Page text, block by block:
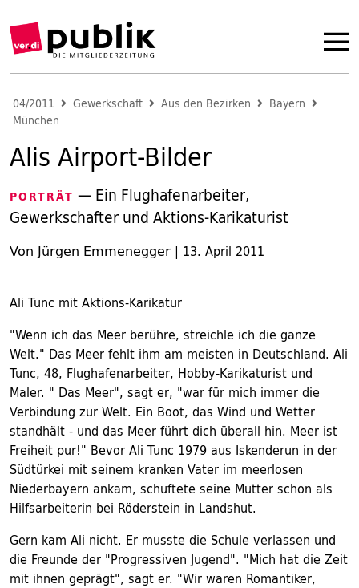
04/2011 Gewerkschaft Aus den Bezirken
Bayern
München
Alis Airport-Bilder
PORTRÄT — Ein Flughafenarbeiter,
Gewerkschafter und Aktions-Karikaturist
Von Jürgen Emmenegger | 13. April 2011
Ali Tunc mit Aktions-Karikatur
"Wenn ich das Meer berühre, streichle ich die ganze
Welt." Das Meer fehlt ihm am meisten in Deutschland. Ali
Tunc, 48, Flughafenarbeiter, Hobby-Karikaturist und
Maler. " Das Meer", sagt er, "war für mich immer die
Verbindung zur Welt. Ein Boot, das Wind und Wetter
standhält - und das Meer führt dich überall hin. Meer ist
Freiheit pur!" Bevor Ali Tunc 1979 aus Iskenderun in der
Südtürkei mit seinem kranken Vater im meerlosen
Niederbayern ankam, schuftete seine Mutter schon als
Hilfsarbeiterin bei Röderstein in Landshut.
Gern kam Ali nicht. Er musste die Schule verlassen und
die Freunde der "Progressiven Jugend". "Mich hat die Zeit
mit ihnen geprägt", sagt er. "Wir waren Romantiker,